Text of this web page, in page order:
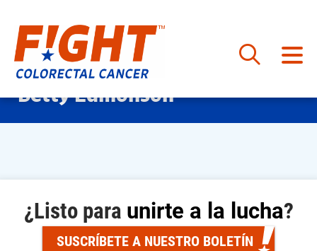
Saltar
al Betty Edmonson
¿Listo para unirte a la lucha?
SUSCRÍBETE A NUESTRO BOLETÍN